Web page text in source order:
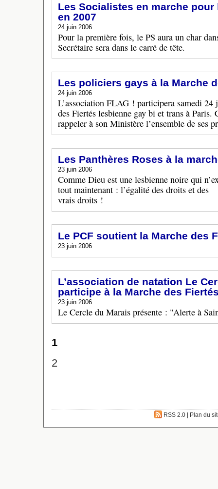
Les Socialistes en marche pour
en 2007
24 juin 2006
Pour la première fois, le PS aura un char
Secrétaire sera dans le carré de tête.
Les policiers gays à la Marche
24 juin 2006
L’association FLAG ! participera samedi 24
des Fiertés lesbienne gay bi et trans à Paris.
rappeler à son Ministère l’ensemble de ses
Les Panthères Roses à la
23 juin 2006
Comme Dieu est une lesbienne noire qui
tout maintenant : l’égalité des droits et des
vrais droits !
Le PCF soutient la Marche des
23 juin 2006
L’association de natation Le
participe à la Marche des
23 juin 2006
Le Cercle du Marais présente : "Alerte à
1
2
RSS 2.0 Plan du